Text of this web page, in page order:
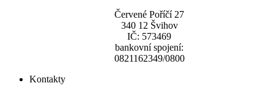
Červené Poříčí 27
340 12 Švihov
IČ: 573469
bankovní spojení:
0821162349/0800
Kontakty